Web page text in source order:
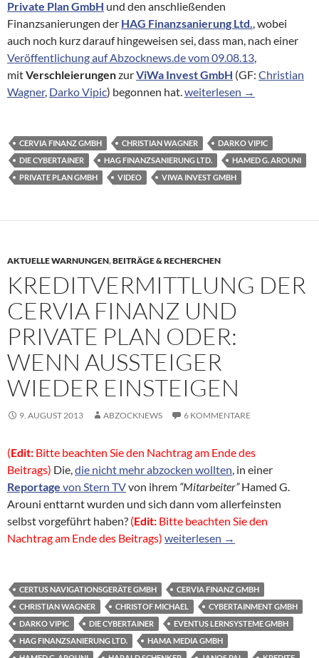
Private Plan GmbH und den anschließenden
Finanzsanierungen der HAG Finanzsanierung Ltd., wobei
auch noch kurz darauf hingeweisen sei, dass man, nach einer
Veröffentlichung auf Abzocknews.de vom 09.08.13,
mitVerschleierungenzurViWa Invest GmbH (GF: Christian
Wagner, Darko Vipic) begonnen hat.Akte 2013 vom
weiterlesen →
CERVIA FINANZ GMBH CHRISTIAN WAGNER
DARKO VIPIC
DIE CYBERTAINER
HAG FINANZSANIERUNG LTD.
HAMED G. AROUNI
PRIVATE PLAN GMBH
VIDEO VIWA INVEST GMBH
AKTUELLE WARNUNGEN,BEITRÄGE & RECHERCHEN
KREDITVERMITTLUNG DER
CERVIA FINANZ UND
PRIVATE PLAN ODER:
WENN AUSSTEIGER
WIEDER EINSTEIGEN
9. AUGUST 2013 ABZOCKNEWS 6 KOMMENTARE
(Edit: Bitte beachten Sie den Nachtrag am Ende des
Beitrags) Die,die nicht mehr abzocken wollten, in einer
Reportage von Stern TVvon ihrem “Mitarbeiter”Hamed G.
Arouni enttarnt wurden und sich dann vom allerfeinsten
selbst vorgeführt haben? (Edit: Bitte beachten Sie den
Nachtrag am Ende des Beitrags) Kreditvermittlung der Cervia
weiterlesen →
CERTUS NAVIGATIONSGERÄTE GMBH
CERVIA FINANZ GMBH
CHRISTIAN WAGNER
CHRISTOF MICHAEL
CYBERTAINMENT GMBH
DARKO VIPIC
DIE CYBERTAINER
EVENTUS LERNSYSTEME GMBH
HAG FINANZSANIERUNG LTD.
HAMA MEDIA GMBH